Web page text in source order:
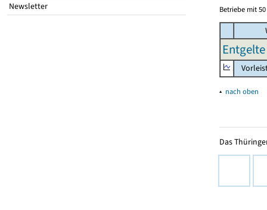
Newsletter
Betriebe mit
▴ nach oben
Das